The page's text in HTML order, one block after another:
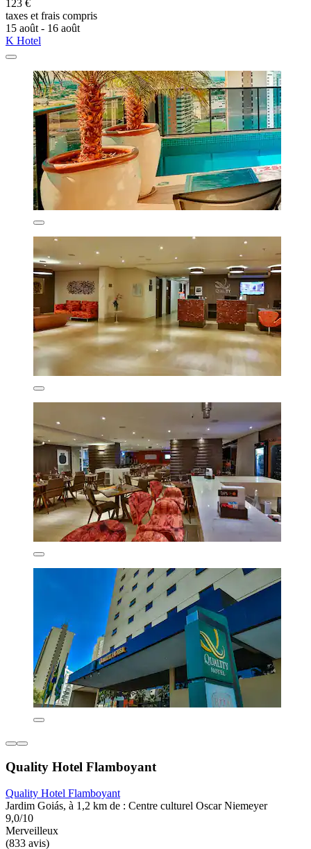
123 €
taxes et frais compris
15 août - 16 août
K Hotel
Quality Hotel Flamboyant
Quality Hotel Flamboyant
Jardim Goiás, à 1,2 km de : Centre culturel Oscar Niemeyer
9,0/10
Merveilleux
(833 avis)